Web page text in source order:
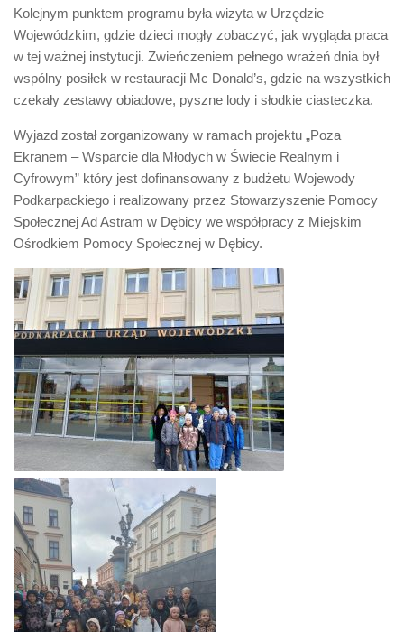
Kolejnym punktem programu była wizyta w Urzędzie
Wojewódzkim, gdzie dzieci mogły zobaczyć, jak wygląda praca
w tej ważnej instytucji. Zwieńczeniem pełnego wrażeń dnia był
wspólny posiłek w restauracji Mc Donald’s, gdzie na wszystkich
czekały zestawy obiadowe, pyszne lody i słodkie ciasteczka.
Wyjazd został zorganizowany w ramach projektu „Poza
Ekranem – Wsparcie dla Młodych w Świecie Realnym i
Cyfrowym” który jest dofinansowany z budżetu Wojewody
Podkarpackiego i realizowany przez Stowarzyszenie Pomocy
Społecznej Ad Astram w Dębicy we współpracy z Miejskim
Ośrodkiem Pomocy Społecznej w Dębicy.